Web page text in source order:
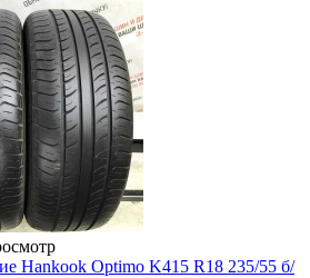
Hankook Optimo K415 R18 235/55 б/